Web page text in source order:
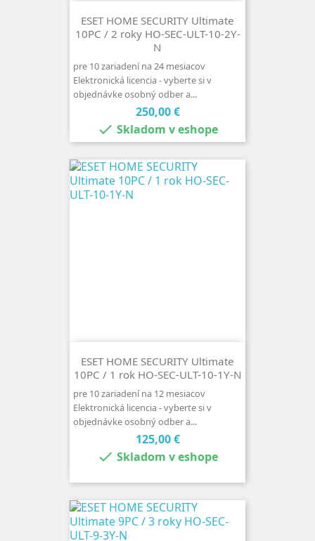
ESET HOME SECURITY Ultimate
10PC / 2 roky HO-SEC-ULT-10-2Y-
N
pre 10 zariadení na 24 mesiacov
Elektronická licencia - vyberte si v
objednávke osobný odber a...
Cena
250,00 €
 Skladom v eshope
ESET HOME SECURITY Ultimate
10PC / 1 rok HO-SEC-ULT-10-1Y-N
pre 10 zariadení na 12 mesiacov
Elektronická licencia - vyberte si v
objednávke osobný odber a...
Cena
125,00 €
 Skladom v eshope